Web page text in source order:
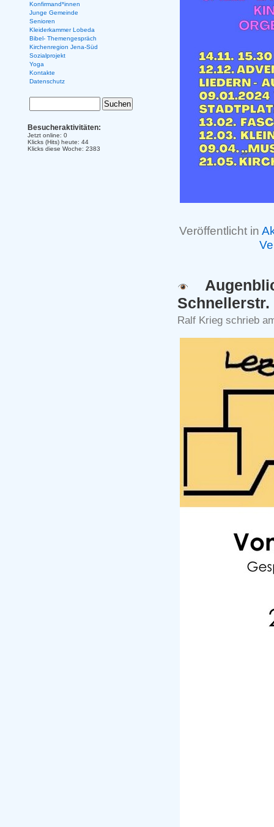
Veröffentlicht in
Schnellerstr.
Ralf Krieg schrieb
Konfirmand*innen
Junge Gemeinde
Senioren
Kleiderkammer Lobeda
Bibel- Themengespräch
Kirchenregion Jena-Süd
Sozialprojekt
Yoga
Kontakte
Datenschutz
Besucheraktivitäten:
Jetzt online: 0
Klicks (Hits) heute: 44
Klicks diese Woche: 2383